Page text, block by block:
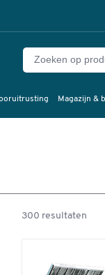
Magazijn &
300 resultaten